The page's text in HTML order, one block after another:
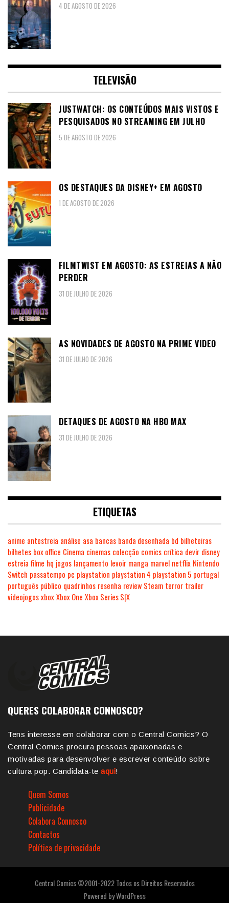
4 DE AGOSTO DE 2026
TELEVISÃO
JUSTWATCH: OS CONTEÚDOS MAIS VISTOS E
PESQUISADOS NO STREAMING EM JULHO
5 DE AGOSTO DE 2026
OS DESTAQUES DA DISNEY+ EM AGOSTO
1 DE AGOSTO DE 2026
FILMTWIST EM AGOSTO: AS ESTREIAS A NÃO
PERDER
31 DE JULHO DE 2026
AS NOVIDADES DE AGOSTO NA PRIME VIDEO
31 DE JULHO DE 2026
DETAQUES DE AGOSTO NA HBO MAX
31 DE JULHO DE 2026
ETIQUETAS
anime antestreia análise asa bancas banda desenhada bd bilheteiras
bilhetes box office Cinema cinemas colecção comics crítica devir disney
estreia filme hq jogos lançamento levoir manga marvel netflix Nintendo
Switch passatempo pc playstation playstation 4 playstation 5 portugal
português público quadrinhos resenha review Steam terror trailer
videojogosxboxXbox One Xbox Series S|X
QUERES COLABORAR CONNOSCO?
Tens interesse em colaborar com o Central Comics? O
Central Comics procura pessoas apaixonadas e
motivadas para desenvolver e escrever conteúdo sobre
cultura pop. Candidata-te aqui!
Quem Somos
Publicidade
Colabora Connosco
Contactos
Política de privacidade
Central Comics ©2001-2022 Todos os Direitos Reservados
Powered byWordPress